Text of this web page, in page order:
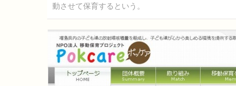
動させて保育するという。